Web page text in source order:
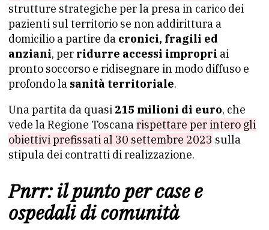
strutture strategiche per la presa in carico dei
pazienti sul territorio se non addirittura a
domicilio a partire da cronici, fragili ed
anziani, per ridurre accessi impropri ai
pronto soccorso e ridisegnare in modo diffuso e
profondo la sanità territoriale.
Una partita da quasi 215 milioni di euro, che
vede la Regione Toscanarispettare per intero gli
obiettivi prefissati al 30 settembre 2023 sulla
stipula dei contratti di realizzazione.
Pnrr: il punto per case e
ospedali di comunità